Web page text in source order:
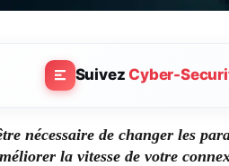
SuivezCyber-
nécessaire de changer les
la vitesse de votre